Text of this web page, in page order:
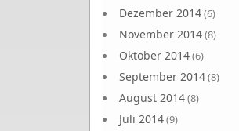
Dezember 2014(6)
November 2014(8)
Oktober 2014(6)
September 2014(8)
August 2014(8)
Juli 2014(9)